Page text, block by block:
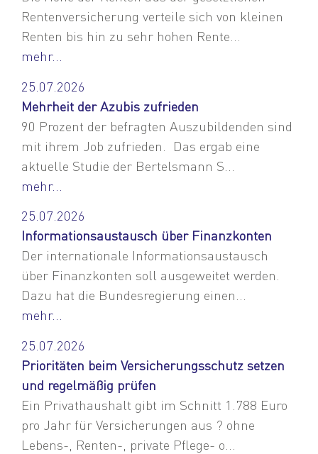
Rentenversicherung verteile sich von kleinen
Renten bis hin zu sehr hohen Rente...
mehr...
25.07.2026
Mehrheit der Azubis zufrieden
90 Prozent der befragten Auszubildenden sind
mit ihrem Job zufrieden. Das ergab eine
aktuelle Studie der Bertelsmann S...
mehr...
25.07.2026
Informationsaustausch über Finanzkonten
Der internationale Informationsaustausch
über Finanzkonten soll ausgeweitet werden.
Dazu hat die Bundesregierung einen...
mehr...
25.07.2026
Prioritäten beim Versicherungsschutz setzen
und regelmäßig prüfen
Ein Privathaushalt gibt im Schnitt 1.788 Euro
pro Jahr für Versicherungen aus ? ohne
Lebens-, Renten-, private Pflege- o...